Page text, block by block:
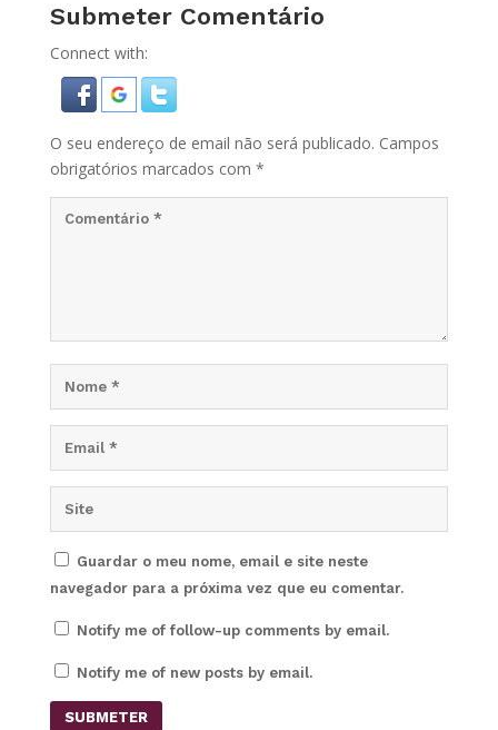
Submeter Comentário
Connect with:
O seu endereço de email não será publicado. Campos
obrigatórios marcados com *
Guardar o meu nome, email e site neste
navegador para a próxima vez que eu comentar.
Notify me of follow-up comments by email.
Notify me of new posts by email.
SUBMETER